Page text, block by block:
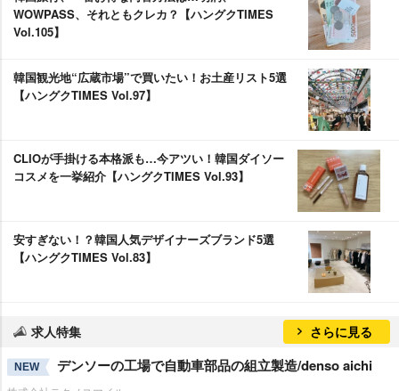
WOWPASS、それともクレカ？【ハングクTIMES
Vol.105】
韓国観光地“広蔵市場”で買いたい！お土産リスト5選
【ハングクTIMES Vol.97】
CLIOが手掛ける本格派も…今アツい！韓国ダイソー
コスメを一挙紹介【ハングクTIMES Vol.93】
安すぎない！？韓国人気デザイナーズブランド5選
【ハングクTIMES Vol.83】
求人特集 さらに見る
NEW デンソーの工場で自動車部品の組立製造/denso aichi